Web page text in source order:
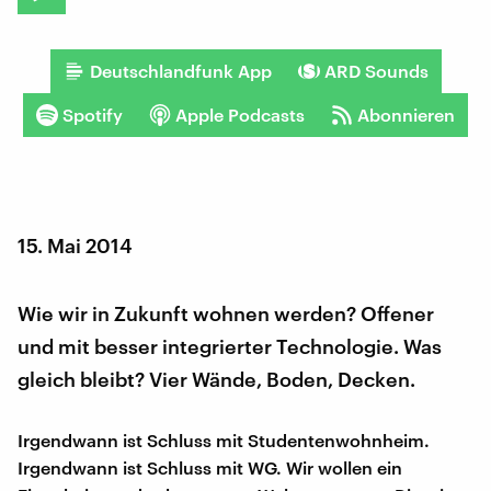
Deutschlandfunk App ARD Sounds
Spotify Apple Podcasts Abonnieren
15. Mai 2014
Wie wir in Zukunft wohnen werden? Offener
und mit besser integrierter Technologie. Was
gleich bleibt? Vier Wände, Boden, Decken.
Irgendwann ist Schluss mit Studentenwohnheim.
Irgendwann ist Schluss mit WG. Wir wollen ein